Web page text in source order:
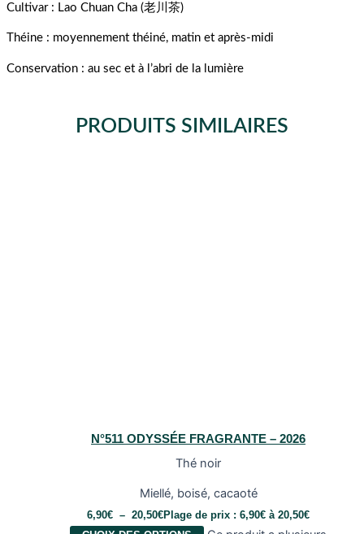
Cultivar : Lao Chuan Cha (老川茶)
Théine : moyennement théiné, matin et après-midi
Conservation : au sec et à l’abri de la lumière
PRODUITS SIMILAIRES
N°511 ODYSSÉE FRAGRANTE – 2026
Thé noir
Miellé, boisé, cacaoté
6,90€ – 20,50€Plage de prix : 6,90€ à 20,50€